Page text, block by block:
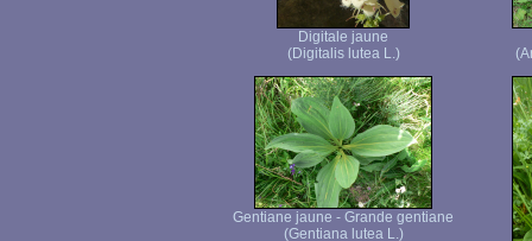
Digitale jaune
(Digitalis lutea L.)
Gentiane jaune - Grande gentiane
(Gentiana lutea L.)